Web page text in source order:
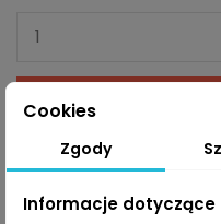
Cookies
Zgody
Informacje dotyczące